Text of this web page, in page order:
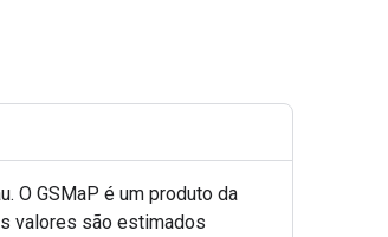
O GSMaP é um produto da
valores são estimados